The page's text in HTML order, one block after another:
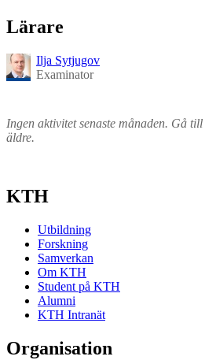
Lärare
Ilja Sytjugov
Examinator
Ingen aktivitet senaste månaden. Gå till
äldre.
KTH
Utbildning
Forskning
Samverkan
Om KTH
Student på KTH
Alumni
KTH Intranät
Organisation